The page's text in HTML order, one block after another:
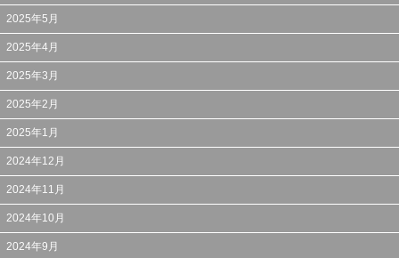
2025年5月
2025年4月
2025年3月
2025年2月
2025年1月
2024年12月
2024年11月
2024年10月
2024年9月